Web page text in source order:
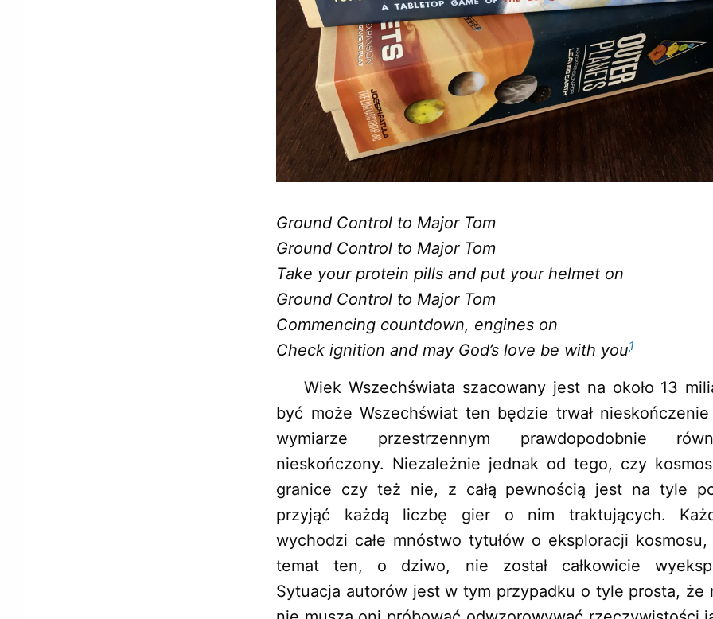
Ground Control to Major Tom
Ground Control to Major Tom
Take your protein pills and put your helmet on
Ground Control to Major Tom
Commencing countdown, engines on
Check ignition and may God’s love be with you1
Wiek Wszechświata szacowany jest na około 13
być może Wszechświat ten będzie trwał nieskończenie
wymiarze przestrzennym prawdopodobnie
nieskończony. Niezależnie jednak od tego, czy
granice czy też nie, z całą pewnością jest na tyle
przyjąć każdą liczbę gier o nim traktujących.
wychodzi całe mnóstwo tytułów o eksploracji
temat ten, o dziwo, nie został całkowicie
Sytuacja autorów jest w tym przypadku o tyle prosta, że